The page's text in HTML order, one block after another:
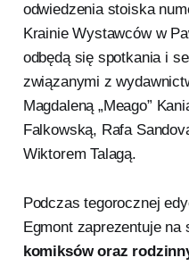
odwiedzenia stoiska
Krainie Wystawców w
odbędą się spotkania i
związanymi z
Magdaleną „Meago”
Falkowską, Rafa
Wiktorem Talagą.
Podczas tegorocznej
Egmont zaprezentuje na
komiksów oraz